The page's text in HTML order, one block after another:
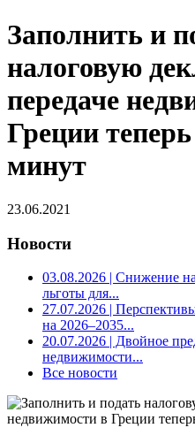
Заполнить и
налоговую
передаче
Греции
минут
23.06.2021
Новости
03.08.2026 | Снижение
льготы для...
27.07.2026 |
на 2026–2035...
20.07.2026 | Двойное
недвижимости...
Все новости